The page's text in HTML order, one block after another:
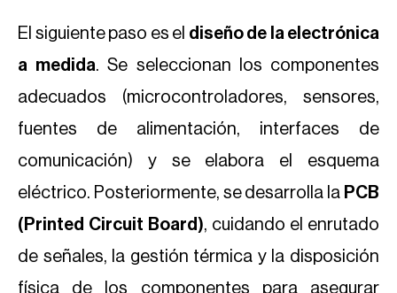
El siguiente paso es el diseño de la electrónica
a medida. Se seleccionan los componentes
adecuados (microcontroladores, sensores,
fuentes de alimentación, interfaces de
comunicación) y se elabora el esquema
eléctrico. Posteriormente, se desarrolla la PCB
(Printed Circuit Board), cuidando el enrutado
de señales, la gestión térmica y la disposición
física de los componentes para asegurar